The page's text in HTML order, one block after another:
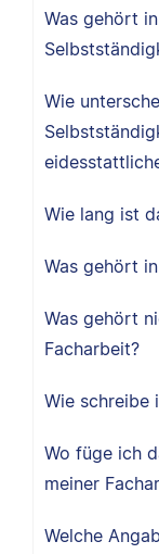
Was gehört
Wie
Wie lang ist
Was gehört
Was gehört
Facharbeit?
Wie schreibe
Wo füge ich
meiner
Welche